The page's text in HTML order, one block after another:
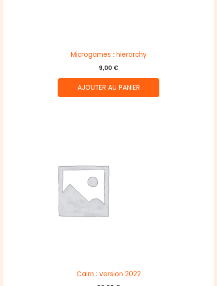
Microgames : hierarchy
9,00 €
AJOUTER AU PANIER
Cairn : version 2022